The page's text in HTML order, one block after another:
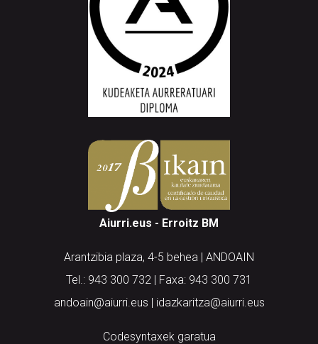
Aiurri.eus - Erroitz BM
Arantzibia plaza, 4-5 behea | ANDOAIN
Tel.: 943 300 732 | Faxa: 943 300 731
andoain@aiurri.eus | idazkaritza@aiurri.eus
Codesyntaxek garatua